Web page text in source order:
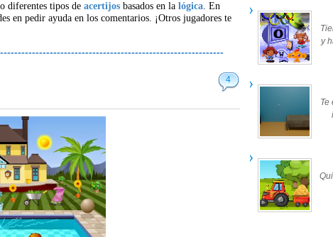
diferentes tipos deacertijos basados en lalógica. En
en pedir ayuda en los comentarios. ¡Otros jugadores te
4
y
Te